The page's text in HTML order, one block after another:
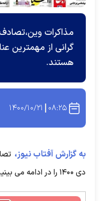
مذاکرات وین،تصادف
گرانی از مهمترین
هستند.
۰۸:۲۵ ۱۴۰۰/۱۰/۲۱
به گزارش آفتاب نیوز،
دی ۱۴۰۰ را در ادامه می بینید: